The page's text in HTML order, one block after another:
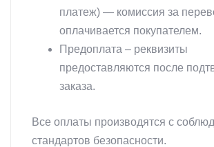
платеж) — комиссия за
оплачивается покупателем.
Предоплата – реквизиты
предоставляются после
заказа.
Все оплаты производятся с
стандартов безопасности.